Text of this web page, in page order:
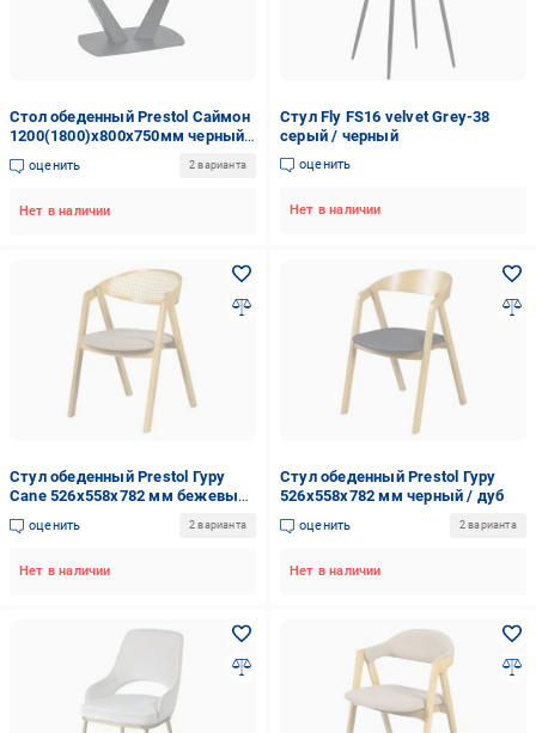
Стол обеденный Prestol Саймон
1200(1800)x800x750мм черный/
черный
оценить 2 варианта
Нет в наличии
Стул Fly FS16 velvet Grey-38
серый / черный
оценить
Нет в наличии
Стул обеденный Prestol Гуру
Cane 526х558х782 мм бежевый
/ дуб
оценить 2 варианта
Нет в наличии
Стул обеденный Prestol Гуру
526х558х782 мм черный / дуб
оценить 2 варианта
Нет в наличии